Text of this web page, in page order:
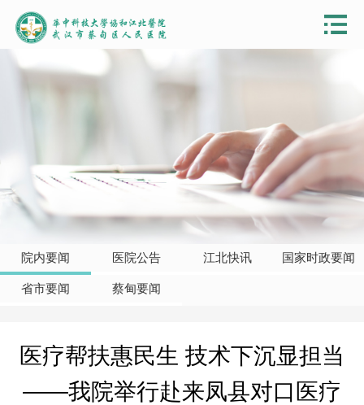
院内要闻 医院公告 江北快讯 国家时政要闻
省市要闻 蔡甸要闻
医疗帮扶惠民生 技术下沉显担当
——我院举行赴来凤县对口医疗